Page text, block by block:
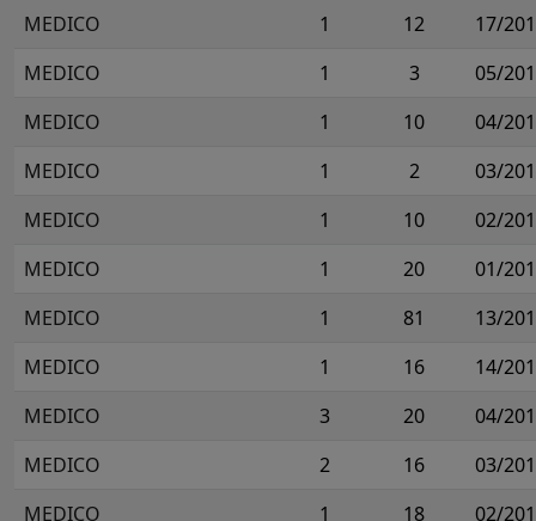
MEDICO
1 12
17/
MEDICO
1 3
05/
MEDICO
1 10
04/
MEDICO
1 2
03/
MEDICO
1 10
02/
MEDICO
1 20
01/
MEDICO
1 81
13/
MEDICO
1 16
14/
MEDICO
3 20
04/
MEDICO
2 16
03/
MEDICO
1 18 02/